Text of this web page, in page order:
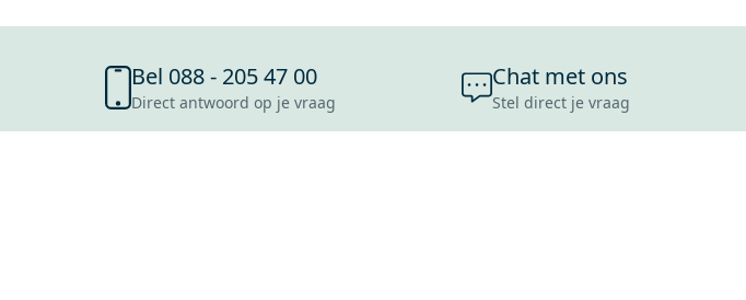
Bel 088 - 205 47 00
Direct antwoord op je vraag
Chat met ons
Stel direct je vraag